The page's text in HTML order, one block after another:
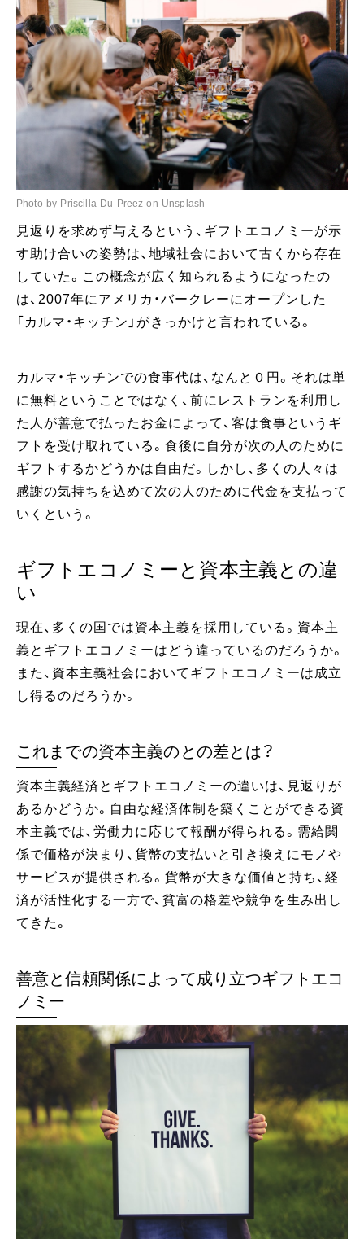
Photo by Priscilla Du Preez on Unsplash
見返りを求めず与えるという、ギフトエコノミーが示
す助け合いの姿勢は、地域社会において古くから存在
していた。この概念が広く知られるようになったの
は、2007年にアメリカ・バークレーにオープンした
「カルマ・キッチン」がきっかけと言われている。
カルマ・キッチンでの食事代は、なんと０円。それは単
に無料ということではなく、前にレストランを利用し
た人が善意で払ったお金によって、客は食事というギ
フトを受け取れている。食後に自分が次の人のために
ギフトするかどうかは自由だ。しかし、多くの人々は
感謝の気持ちを込めて次の人のために代金を支払って
いくという。
ギフトエコノミーと資本主義との違
い
現在、多くの国では資本主義を採用している。資本主
義とギフトエコノミーはどう違っているのだろうか。
また、資本主義社会においてギフトエコノミーは成立
し得るのだろうか。
これまでの資本主義のとの差とは？
資本主義経済とギフトエコノミーの違いは、見返りが
あるかどうか。自由な経済体制を築くことができる資
本主義では、労働力に応じて報酬が得られる。需給関
係で価格が決まり、貨幣の支払いと引き換えにモノや
サービスが提供される。貨幣が大きな価値と持ち、経
済が活性化する一方で、貧富の格差や競争を生み出し
てきた。
善意と信頼関係によって成り立つギフトエコ
ノミー